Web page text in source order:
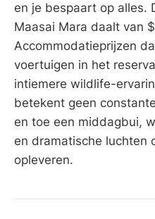
en je bespaart op alles.
Maasai Mara daalt van
Accommodatieprijzen
voertuigen in het
intiemere wildlife-
betekent geen
en toe een middagbui,
en dramatische luchten
opleveren.